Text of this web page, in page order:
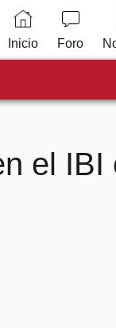
Inicio Foro
el IBI